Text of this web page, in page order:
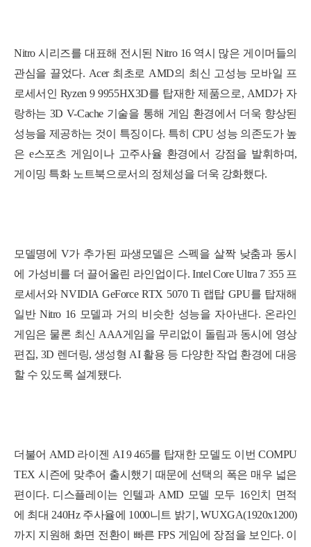
Nitro 시리즈를 대표해 전시된Nitro 16역시 많은 게이머들의
관심을 끌었다. Acer 최초로 AMD의 최신 고성능 모바일 프
로세서인 Ryzen 9 9955HX3D를 탑재한 제품으로, AMD가 자
랑하는 3D V-Cache 기술을 통해 게임 환경에서 더욱 향상된
성능을 제공하는 것이 특징이다. 특히 CPU 성능 의존도가 높
은 e스포츠 게임이나 고주사율 환경에서 강점을 발휘하며,
게이밍 특화 노트북으로서의 정체성을 더욱 강화했다.
모델명에 V가 추가된 파생모델은 스펙을 살짝 낮춤과 동시
에 가성비를 더 끌어올린 라인업이다. Intel Core Ultra 7 355 프
로세서와 NVIDIA GeForce RTX 5070 Ti 랩탑 GPU를 탑재해
일반 Nitro 16 모델과 거의 비슷한 성능을 자아낸다. 온라인
게임은 물론 최신 AAA게임을 무리없이 돌림과 동시에 영상
편집, 3D 렌더링, 생성형 AI 활용 등 다양한 작업 환경에 대응
할 수 있도록 설계됐다.
더불어 AMD 라이젠 AI 9 465를 탑재한 모델도 이번 COMPU
TEX 시즌에 맞추어 출시했기 때문에 선택의 폭은 매우 넓은
편이다. 디스플레이는 인텔과 AMD 모델 모두 16인치 면적
에 최대 240Hz 주사율에 1000니트 밝기, WUXGA(1920x1200)
까지 지원해 화면 전환이 빠른 FPS 게임에 장점을 보인다. 이